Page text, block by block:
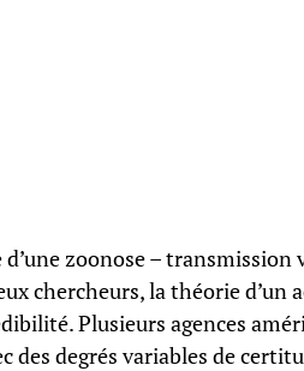
d’une zoonose –
chercheurs, la théorie
Plusieurs agences
des degrés variables de